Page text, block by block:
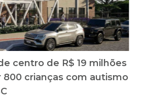
centro de R$ 19 milhões
800 crianças com autismo